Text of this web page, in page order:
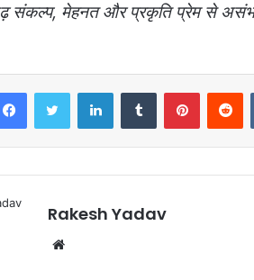
संकल्प, मेहनत और प्रकृति प्रेम से
Rakesh Yadav